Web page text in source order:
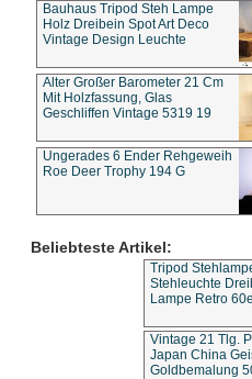
Bauhaus Tripod Steh Lampe
Holz Dreibein Spot Art Deco
Vintage Design Leuchte
Alter Großer Barometer 21 Cm
Mit Holzfassung, Glas
Geschliffen Vintage 5319 19
Ungerades 6 Ender Rehgeweih
Roe Deer Trophy 194 G
Beliebteste Artikel:
Tripod
Stehleuchte
Lampe Retro
Vintage 21 Tlg.
Japan China
Goldbemalung